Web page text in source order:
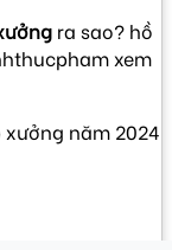
ra sao? hồ
xem
năm 2024